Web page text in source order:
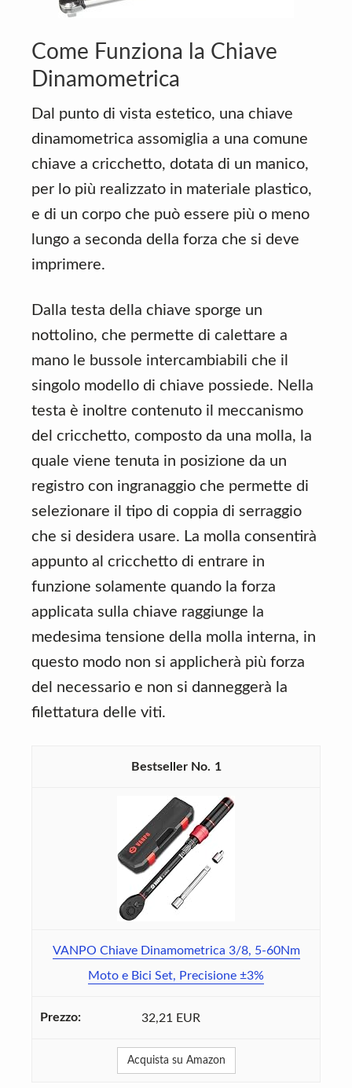
Come Funziona la Chiave
Dinamometrica
Dal punto di vista estetico, una chiave
dinamometrica assomiglia a una comune
chiave a cricchetto, dotata di un manico,
per lo più realizzato in materiale plastico,
e di un corpo che può essere più o meno
lungo a seconda della forza che si deve
imprimere.
Dalla testa della chiave sporge un
nottolino, che permette di calettare a
mano le bussole intercambiabili che il
singolo modello di chiave possiede. Nella
testa è inoltre contenuto il meccanismo
del cricchetto, composto da una molla, la
quale viene tenuta in posizione da un
registro con ingranaggio che permette di
selezionare il tipo di coppia di serraggio
che si desidera usare. La molla consentirà
appunto al cricchetto di entrare in
funzione solamente quando la forza
applicata sulla chiave raggiunge la
medesima tensione della molla interna, in
questo modo non si applicherà più forza
del necessario e non si danneggerà la
filettatura delle viti.
1
VANPO Chiave Dinamometrica 3/8, 5-60Nm
Moto e Bici Set, Precisione ±3%
32,21 EUR
Acquista su Amazon